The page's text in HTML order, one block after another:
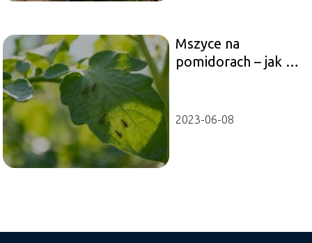
Mszyce na
pomidorach – jak się
2023-06-08